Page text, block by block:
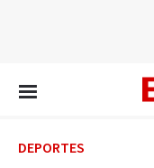
DEPORTES